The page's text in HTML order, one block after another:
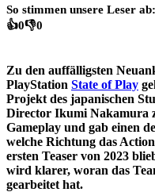
So stimmen unsere Leser ab:
👍0👎0
Zu den auffälligsten
PlayStation State of Play
Projekt des japanischen
Director Ikumi Nakamura
Gameplay und gab einen
welche Richtung das
ersten Teaser von 2023
wird klarer, woran das
gearbeitet hat.